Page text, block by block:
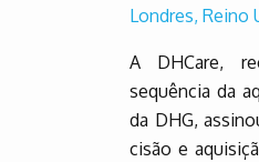
Londres, Reino
A DHCare,
sequência da
da DHG,
cisão e